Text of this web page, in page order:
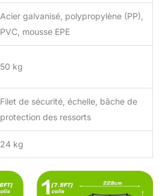
Acier galvanisé, polypropylène (PP),
PVC, mousse EPE
50 kg
Filet de sécurité, échelle, bâche de
protection des ressorts
24 kg